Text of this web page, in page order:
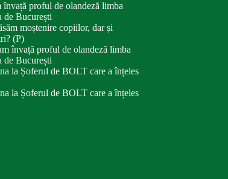
învață proful de olandeză limba
de București
moștenire copiilor, dar și
(P)
învață proful de olandeză limba
de București
la Șoferul de BOLT care a înțeles
la Șoferul de BOLT care a înțeles